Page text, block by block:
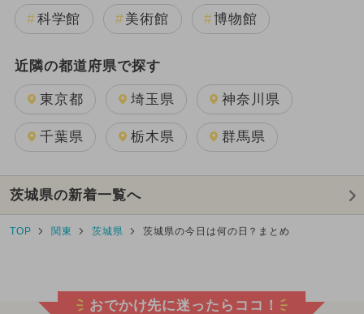
科学館 美術館 博物館
近隣の都道府県で探す
東京都 埼玉県 神奈川県
千葉県 栃木県 群馬県
茨城県の新着一覧へ
TOP 関東 茨城県 茨城県の今日は何の日？まとめ
おでかけ先に迷ったらココ！